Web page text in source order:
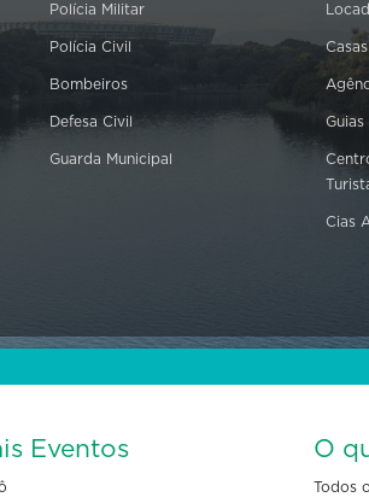
Polícia Militar
Polícia Civil
Bombeiros
Defesa Civil
Guarda Municipal
Guias
Cias
Eventos O
Todos